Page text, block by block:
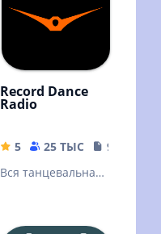
Record Dance
Radio
5 25 ТЫС
9.39 MB
Вся танцевальная